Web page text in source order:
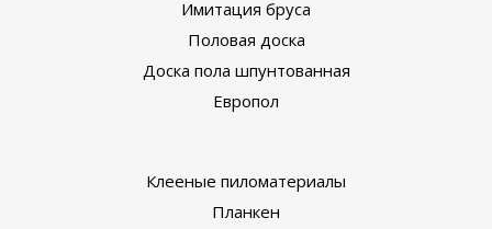
Имитация бруса
Половая доска
Доска пола шпунтованная
Европол
Клееные пиломатериалы
Планкен